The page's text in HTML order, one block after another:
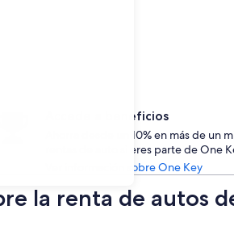
Accede a beneficios
Ahorra desde un 10% en más de un
rentas de auto si eres parte de One
Ver información sobre One Key
la renta de autos